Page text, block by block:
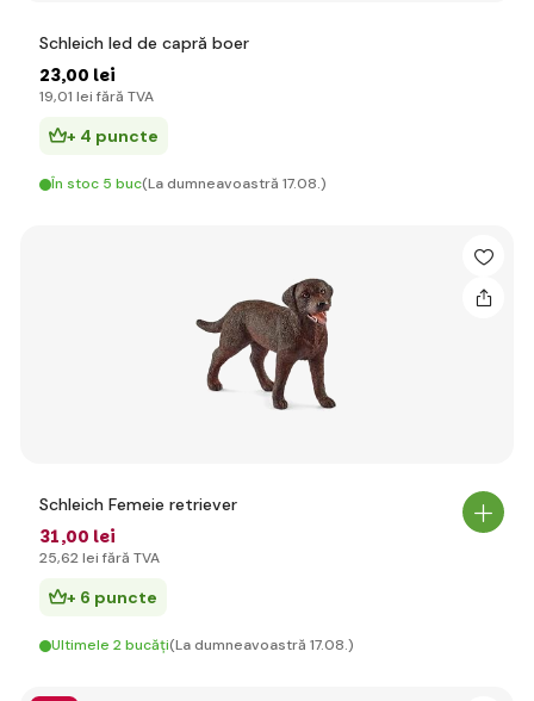
Schleich Ied de capră boer
23,00 lei
19,01 lei fără TVA
+ 4 puncte
În stoc 5 buc(La dumneavoastră 17.08.)
Schleich Femeie retriever
31,00 lei
25,62 lei fără TVA
+ 6 puncte
Ultimele 2 bucăți(La dumneavoastră 17.08.)